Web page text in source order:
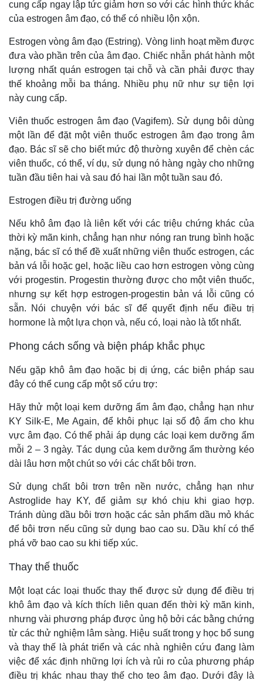
cung cấp ngay lập tức giảm hơn so với các hình thức khác
của estrogen âm đạo, có thể có nhiều lộn xộn.
Estrogen vòng âm đạo (Estring). Vòng linh hoạt mềm được
đưa vào phần trên của âm đạo. Chiếc nhẫn phát hành một
lượng nhất quán estrogen tại chỗ và cần phải được thay
thế khoảng mỗi ba tháng. Nhiều phụ nữ như sự tiện lợi
này cung cấp.
Viên thuốc estrogen âm đạo (Vagifem). Sử dụng bôi dùng
một lần để đặt một viên thuốc estrogen âm đạo trong âm
đạo. Bác sĩ sẽ cho biết mức độ thường xuyên để chèn các
viên thuốc, có thể, ví dụ, sử dụng nó hàng ngày cho những
tuần đầu tiên hai và sau đó hai lần một tuần sau đó.
Estrogen điều trị đường uống
Nếu khô âm đạo là liên kết với các triệu chứng khác của
thời kỳ mãn kinh, chẳng hạn như nóng ran trung bình hoặc
nặng, bác sĩ có thể đề xuất những viên thuốc estrogen, các
bản vá lỗi hoặc gel, hoặc liều cao hơn estrogen vòng cùng
với progestin. Progestin thường được cho một viên thuốc,
nhưng sự kết hợp estrogen-progestin bản vá lỗi cũng có
sẵn. Nói chuyện với bác sĩ để quyết định nếu điều trị
hormone là một lựa chọn và, nếu có, loại nào là tốt nhất.
Phong cách sống và biện pháp khắc phục
Nếu gặp khô âm đạo hoặc bị dị ứng, các biện pháp sau
đây có thể cung cấp một số cứu trợ:
Hãy thử một loại kem dưỡng ẩm âm đạo, chẳng hạn như
KY Silk-E, Me Again, để khôi phục lại số độ ẩm cho khu
vực âm đạo. Có thể phải áp dụng các loại kem dưỡng ẩm
mỗi 2 – 3 ngày. Tác dụng của kem dưỡng ẩm thường kéo
dài lâu hơn một chút so với các chất bôi trơn.
Sử dụng chất bôi trơn trên nền nước, chẳng hạn như
Astroglide hay KY, để giảm sự khó chịu khi giao hợp.
Tránh dùng dầu bôi trơn hoặc các sản phẩm dầu mỏ khác
để bôi trơn nếu cũng sử dụng bao cao su. Dầu khí có thể
phá vỡ bao cao su khi tiếp xúc.
Thay thế thuốc
Một loạt các loại thuốc thay thế được sử dụng để điều trị
khô âm đạo và kích thích liên quan đến thời kỳ mãn kinh,
nhưng vài phương pháp được ủng hộ bởi các bằng chứng
từ các thử nghiệm lâm sàng. Hiệu suất trong y học bổ sung
và thay thế là phát triển và các nhà nghiên cứu đang làm
việc để xác định những lợi ích và rủi ro của phương pháp
điều trị khác nhau thay thế cho teo âm đạo. Dưới đây là